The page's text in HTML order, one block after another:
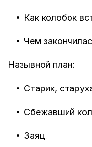
• Как колобок
• Чем
Назывной план:
• Старик,
• Сбежавший
• Заяц.